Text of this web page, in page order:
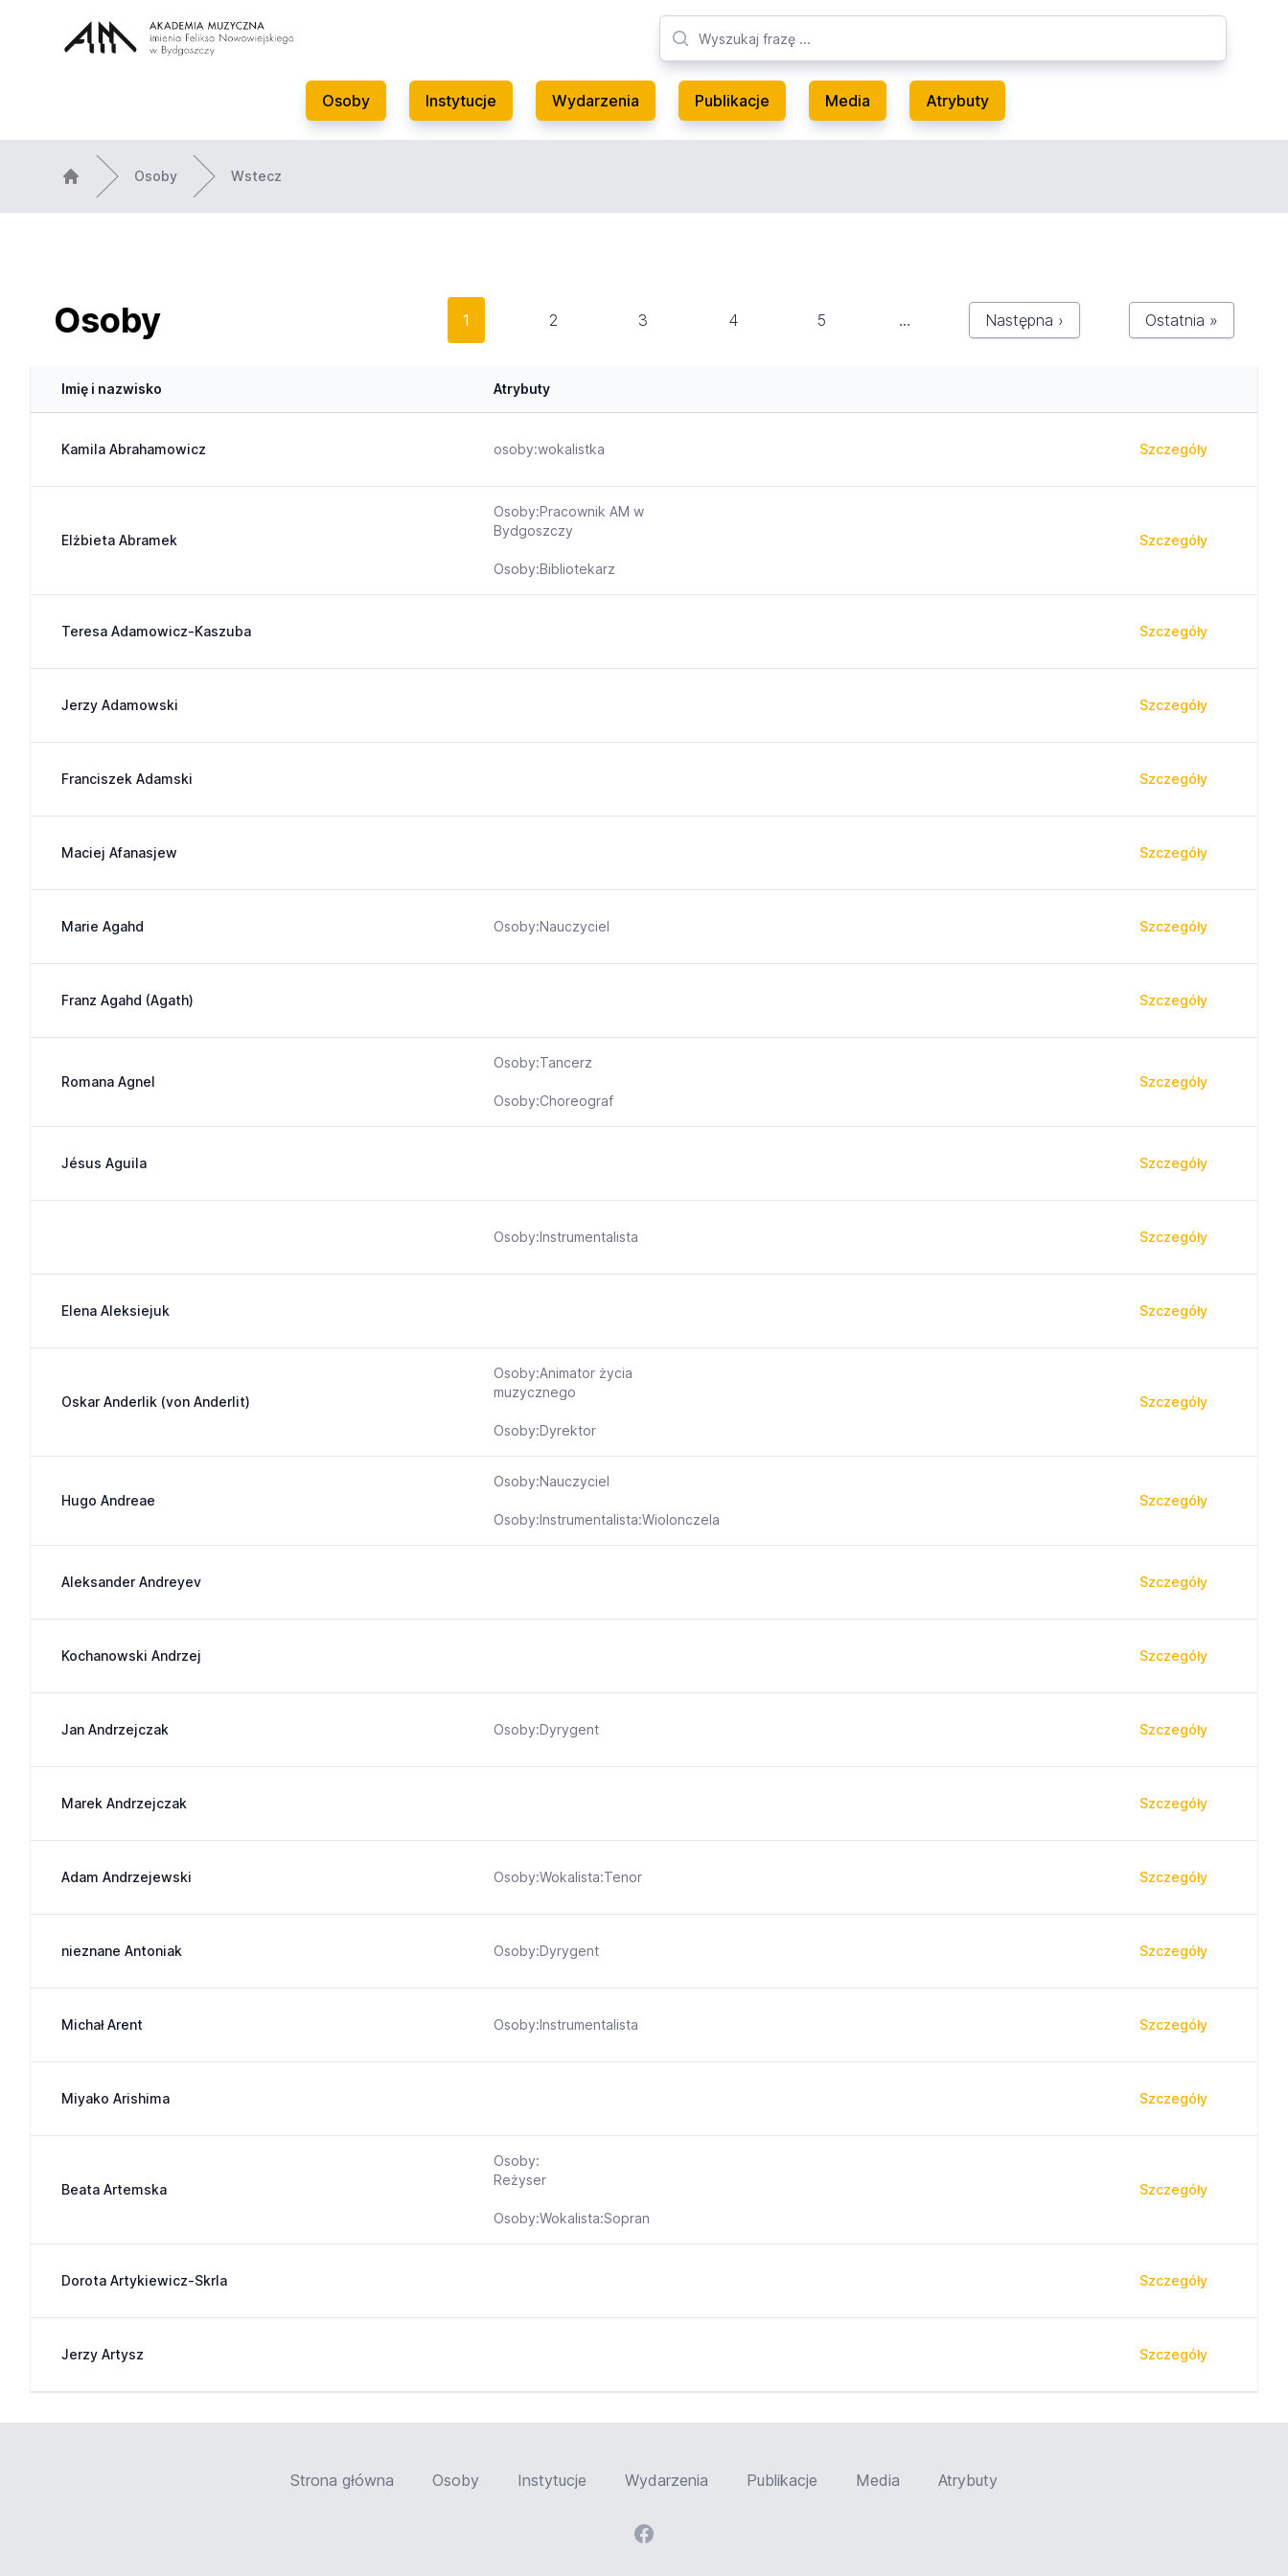
Osoby Instytucje Wydarzenia Publikacje Media Atrybuty
Osoby Wstecz
Osoby 1 2 3 4 5 … Następna › Ostatnia »
Imię i nazwisko Atrybuty
Kamila Abrahamowicz osoby:wokalistka Szczegóły
Elżbieta Abramek
Osoby:Pracownik AM w
Bydgoszczy
Osoby:Bibliotekarz
Szczegóły
Teresa Adamowicz-Kaszuba Szczegóły
Jerzy Adamowski Szczegóły
Franciszek Adamski Szczegóły
Maciej Afanasjew Szczegóły
Marie Agahd Osoby:Nauczyciel Szczegóły
Franz Agahd (Agath) Szczegóły
Romana Agnel
Osoby:Tancerz
Osoby:Choreograf
Szczegóły
Jésus Aguila Szczegóły
Osoby:Instrumentalista Szczegóły
Elena Aleksiejuk Szczegóły
Oskar Anderlik (von Anderlit)
Osoby:Animator życia
muzycznego
Osoby:Dyrektor
Szczegóły
Hugo Andreae
Osoby:Nauczyciel
Osoby:Instrumentalista:Wiolonczela
Szczegóły
Aleksander Andreyev Szczegóły
Kochanowski Andrzej Szczegóły
Jan Andrzejczak Osoby:Dyrygent Szczegóły
Marek Andrzejczak Szczegóły
Adam Andrzejewski Osoby:Wokalista:Tenor Szczegóły
nieznane Antoniak Osoby:Dyrygent Szczegóły
Michał Arent Osoby:Instrumentalista Szczegóły
Miyako Arishima Szczegóły
Beata Artemska
Osoby:
Reżyser
Osoby:Wokalista:Sopran
Szczegóły
Dorota Artykiewicz-Skrla Szczegóły
Jerzy Artysz Szczegóły
Strona główna Osoby Instytucje Wydarzenia Publikacje Media Atrybuty